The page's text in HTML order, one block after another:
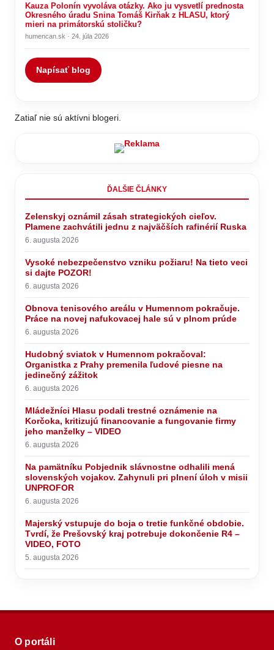
Kauza Polonín vyvoláva otázky. Ako ju vysvetlí prednosta
Okresného úradu Snina Tomáš Kirňak z HLASU, ktorý
mieri na primátorskú stoličku?
humencan.sk · 24. júla 2026
Napísať blog
Zatiaľ nie sú aktívni blogeri.
ĎALŠIE ČLÁNKY
Zelenskyj oznámil zásah strategických cieľov.
Plamene zachvátili jednu z najväčších rafinérií Ruska
6. augusta 2026
Vysoké nebezpečenstvo vzniku požiaru! Na tieto veci
si dajte POZOR!
6. augusta 2026
Obnova tenisového areálu v Humennom pokračuje.
Práce na novej nafukovacej hale sú v plnom prúde
6. augusta 2026
Hudobný sviatok v Humennom pokračoval:
Organistka z Prahy premenila ľudové piesne na
jedinečný zážitok
6. augusta 2026
Mládežníci Hlasu podali trestné oznámenie na
Korčoka, kritizujú financovanie a fungovanie firmy
jeho manželky – VIDEO
6. augusta 2026
Na pamätníku Pobjednik slávnostne odhalili mená
slovenských vojakov. Zahynuli pri plnení úloh v misii
UNPROFOR
6. augusta 2026
Majerský vstupuje do boja o tretie funkčné obdobie.
Tvrdí, že Prešovský kraj potrebuje dokončenie R4 –
VIDEO, FOTO
5. augusta 2026
O portáli